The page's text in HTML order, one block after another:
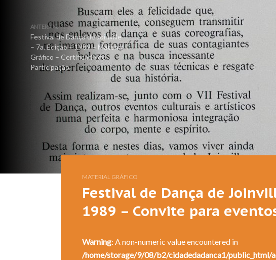
ANTERIOR
Festival de Dança de Joinville
– 7a. Edição – 1989 – Material
Gráfico – Certificado de
Participação
MATERIAL GRÁFICO
Festival de Dança de
1989 – Convite para
Warning: A non-numeric value encountered in
/home/storage/9/08/b2/cidadedadanca1/public_html/